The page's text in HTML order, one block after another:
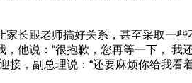
长跟老师搞好关系，甚至采取一些
他说：“很抱歉，您再等一下， 我
接，副总理说：“还要麻烦你给我看